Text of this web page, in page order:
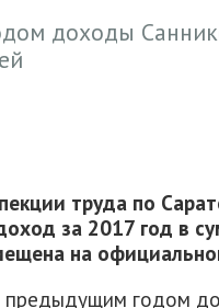
доходы
труда по
за 2017 год в
на
предыдущим годом